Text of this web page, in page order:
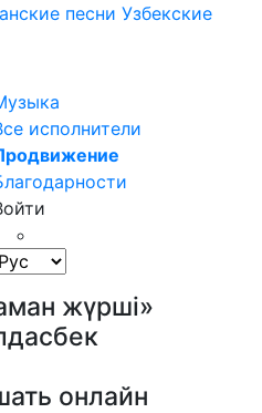
песни Узбекские
исполнители
жүрші»
онлайн